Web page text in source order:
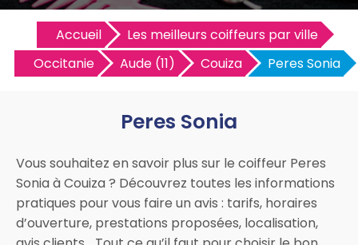
Accueil
Les meilleurs coiffeurs par ville
Occitanie
Aude (11) Couiza Peres Sonia
Peres Sonia
Vous souhaitez en savoir plus sur le coiffeur Peres
Sonia à Couiza ? Découvrez toutes les informations
pratiques pour vous faire un avis : tarifs, horaires
d’ouverture, prestations proposées, localisation,